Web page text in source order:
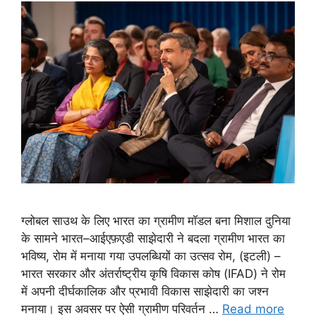
ग्लोबल साउथ के लिए भारत का ग्रामीण मॉडल बना मिशाल दुनिया
के सामने भारत–आईएफ़एडी साझेदारी ने बदला ग्रामीण भारत का
भविष्य, रोम में मनाया गया उपलब्धियों का उत्सव रोम, (इटली) –
भारत सरकार और अंतर्राष्ट्रीय कृषि विकास कोष (IFAD) ने रोम
में अपनी दीर्घकालिक और प्रभावी विकास साझेदारी का जश्न
मनाया। इस अवसर पर ऐसी ग्रामीण परिवर्तन … Read more